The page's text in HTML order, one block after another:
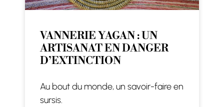
VANNERIE YAGAN : UN
ARTISANAT EN DANGER
D’EXTINCTION
Au bout du monde, un savoir-faire en
sursis.